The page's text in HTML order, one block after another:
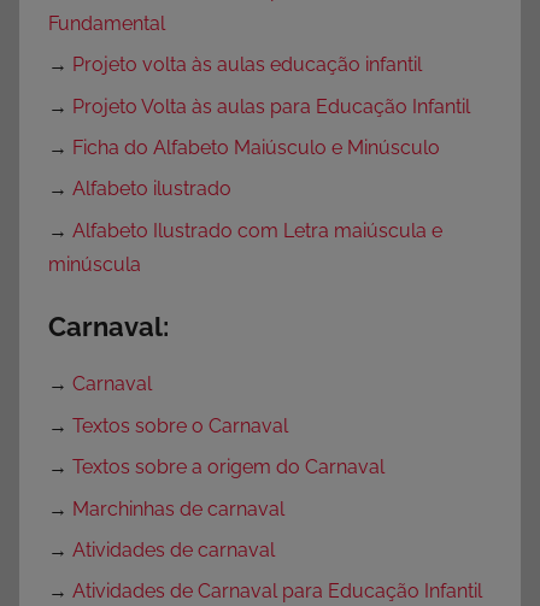
Fundamental
→ Projeto volta às aulas educação infantil
→ Projeto Volta às aulas para Educação Infantil
→ Ficha do Alfabeto Maiúsculo e Minúsculo
→ Alfabeto ilustrado
→ Alfabeto Ilustrado com Letra maiúscula e
minúscula
Carnaval:
→ Carnaval
→ Textos sobre o Carnaval
→ Textos sobre a origem do Carnaval
→ Marchinhas de carnaval
→ Atividades de carnaval
→ Atividades de Carnaval para Educação Infantil